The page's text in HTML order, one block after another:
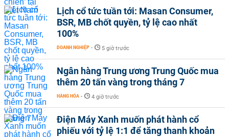
Lịch cổ tức tuần tới: Masan Consumer,
BSR, MB chốt quyền, tỷ lệ cao nhất
100%
DOANH NGHIỆP - 5 giờ trước
Ngân hàng Trung ương Trung Quốc mua
thêm 20 tấn vàng trong tháng 7
HÀNG HÓA - 4 giờ trước
Điện Máy Xanh muốn phát hành cổ
phiếu với tỷ lệ 1:1 để tăng thanh khoản